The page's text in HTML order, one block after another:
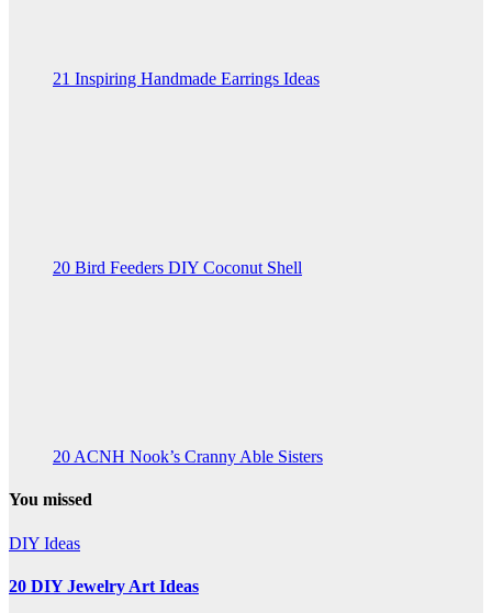
21 Inspiring Handmade Earrings Ideas
20 Bird Feeders DIY Coconut Shell
20 ACNH Nook’s Cranny Able Sisters
You missed
DIY Ideas
20 DIY Jewelry Art Ideas